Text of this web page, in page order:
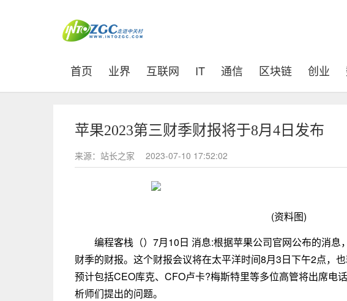
首页 (current)
业界 互联网 IT 通信 区块链 创业
苹果2023第三财季财报将于8月4日发布
来源：站长之家 2023-07-10 17:52:02
(资料图)
编程客栈（）7月10日 消息:根据苹果公司官网公布的消
财季的财报。这个财报会议将在太平洋时间8月3日下午2点，
预计包括CEO库克、CFO卢卡?梅斯特里等多位高管将出席电
析师们提出的问题。